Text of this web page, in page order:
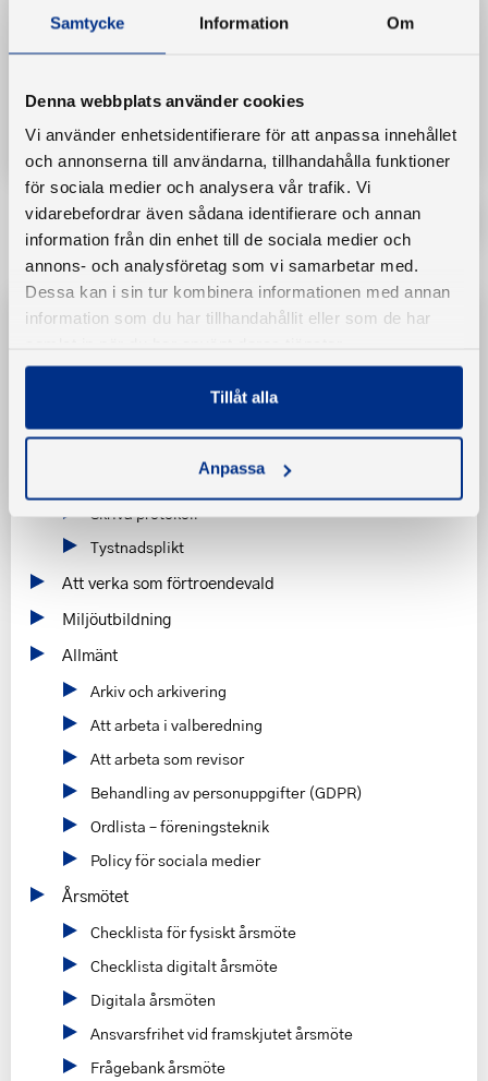
Samtycke Information Om
Denna webbplats använder cookies
Vi använder enhetsidentifierare för att anpassa innehållet
och annonserna till användarna, tillhandahålla funktioner
för sociala medier och analysera vår trafik. Vi
vidarebefordrar även sådana identifierare och annan
information från din enhet till de sociala medier och
annons- och analysföretag som vi samarbetar med.
Dessa kan i sin tur kombinera informationen med annan
information som du har tillhandahållit eller som de har
Tillåt alla
Anpassa
SBU-akademin
Att bilda båtklubb
Styrelseutbildning
Checklista för förtroendevalda
Skriva protokoll
Tystnadsplikt
Att verka som förtroendevald
Miljöutbildning
Allmänt
Arkiv och arkivering
Att arbeta i valberedning
Att arbeta som revisor
Behandling av personuppgifter (GDPR)
Ordlista – föreningsteknik
Policy för sociala medier
Årsmötet
Checklista för fysiskt årsmöte
Checklista digitalt årsmöte
Digitala årsmöten
Ansvarsfrihet vid framskjutet årsmöte
Frågebank årsmöte
Läs mer
Information digitala årsmöten
Coronainformation arbetsdagar och
medlemsmöten